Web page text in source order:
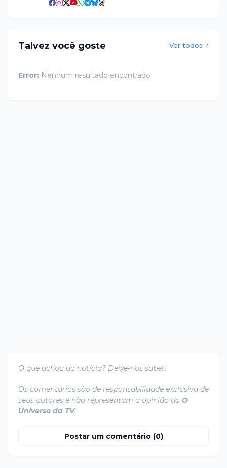
Talvez você goste Ver todos
Error: Nenhum resultado encontrado
O que achou da notícia? Deixe-nos saber!
Os comentários são de responsabilidade exclusiva de
seus autores e não representam a opinião do O
Universo da TV.
Postar um comentário (0)